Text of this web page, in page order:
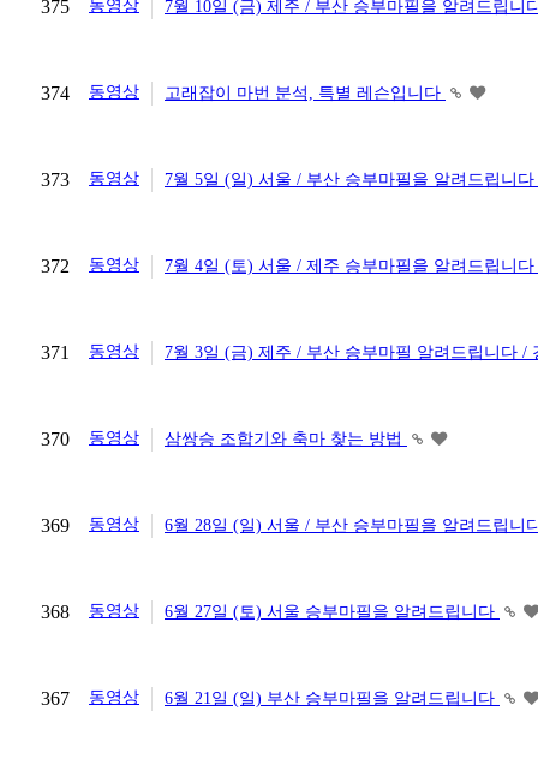
375 동영상 7월 10일 (금) 제주 / 부산 승부마필을 알려드립니
374 동영상 고래잡이 마번 분석, 특별 레슨입니다
373 동영상 7월 5일 (일) 서울 / 부산 승부마필을 알려드립니
372 동영상 7월 4일 (토) 서울 / 제주 승부마필을 알려드립니
371 동영상 7월 3일 (금) 제주 / 부산 승부마필 알려드립니다
370 동영상 삼쌍승 조합기와 축마 찾는 방법
369 동영상 6월 28일 (일) 서울 / 부산 승부마필을 알려드립니
368 동영상 6월 27일 (토) 서울 승부마필을 알려드립니다
367 동영상 6월 21일 (일) 부산 승부마필을 알려드립니다